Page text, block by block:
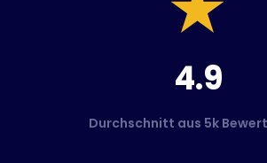
4.9
Durchschnitt aus 5k